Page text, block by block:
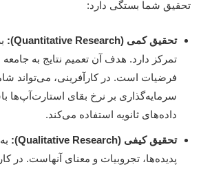
تحقیق شما بستگی دارد:
تحقیق کمی (Quantitative Research):
تمرکز دارد. هدف آن تعمیم نتایج به جامعه
فرضیات است. در کارآفرینی، می‌تواند
سرمایه‌گذاری بر نرخ بقای استارت‌آپ‌ها
داده‌های ثانویه استفاده می‌کند.
تحقیق کیفی (Qualitative Research):
پدیده‌ها، تجروبيات و معنای آنهاست. در